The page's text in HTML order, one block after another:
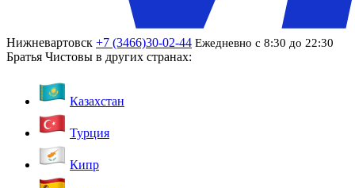
Нижневартовск +7 (3466)30-02-44 Ежедневно с 8:30 до 22:30
Братья Чистовы в других странах:
Казахстан
Турция
Кипр